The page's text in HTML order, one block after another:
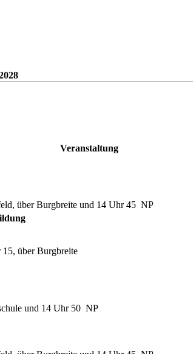
Veranstaltung
über Burgbreite und 14 Uhr 45 NP
über Burgbreite
und 14 Uhr 50 NP